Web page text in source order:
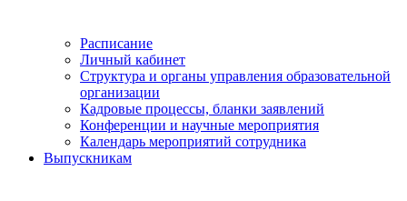
Расписание
Личный кабинет
Структура и органы управления образовательной
организации
Кадровые процессы, бланки заявлений
Конференции и научные мероприятия
Календарь мероприятий сотрудника
Выпускникам